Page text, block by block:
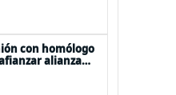
con homólogo
alianza